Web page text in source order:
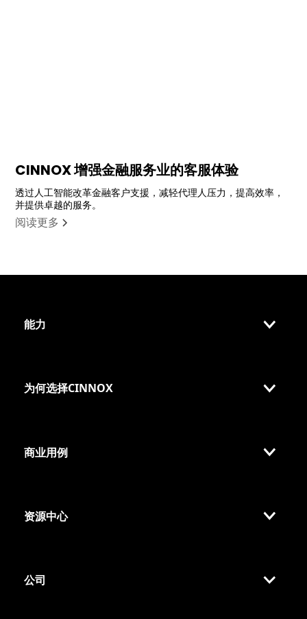
CINNOX 增强金融服务业的客服体验
透过人工智能改革金融客户支援，减轻代理人压力，提高效率，
并提供卓越的服务。
阅读更多
能力
为何选择CINNOX
商业用例
资源中心
公司